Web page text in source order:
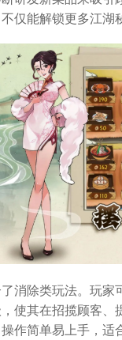
仅能解锁更多江湖
消除类玩法。玩
使其在招揽顾客
作简单易上手，适